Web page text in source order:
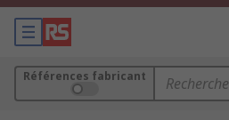
Références fabricant